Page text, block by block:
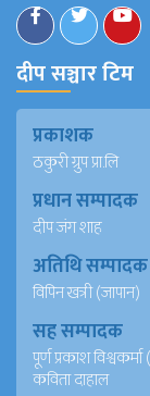
दीप सञ्चार टिम
प्रकाशक
ठकुरी ग्रुप प्रा.लि
प्रधान सम्पादक
दीप जंग शाह
अतिथि सम्पादक
विपिन खत्री (जापान)
सह सम्पादक
पूर्ण प्रकाश विश्वकर्मा
कविता दाहाल